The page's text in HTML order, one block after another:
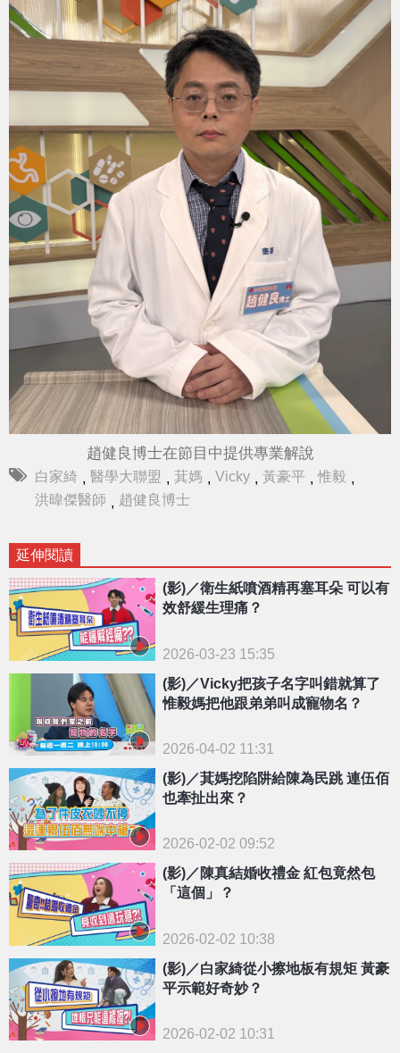
趙健良博士在節目中提供專業解說
白家綺 , 醫學大聯盟 , 萁媽 , Vicky , 黃豪平 , 惟毅 ,
洪暐傑醫師 , 趙健良博士
延伸閱讀
(影)／衛生紙噴酒精再塞耳朵 可以有
效舒緩生理痛？
2026-03-23 15:35
(影)／Vicky把孩子名字叫錯就算了
惟毅媽把他跟弟弟叫成寵物名？
2026-04-02 11:31
(影)／萁媽挖陷阱給陳為民跳 連伍佰
也牽扯出來？
2026-02-02 09:52
(影)／陳真結婚收禮金 紅包竟然包
「這個」？
2026-02-02 10:38
(影)／白家綺從小擦地板有規矩 黃豪
平示範好奇妙？
2026-02-02 10:31